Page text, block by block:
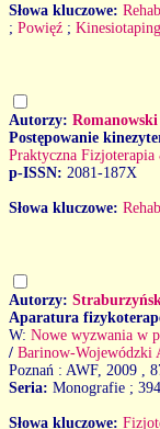
Słowa kluczowe:
; Powięź ; Kinesiotaping
Autorzy:
Postępowanie
Praktyczna
p-ISSN: 2081-187X
Słowa kluczowe:
Autorzy:
Aparatura
W: Nowe wyzwania w
/ Barinow-Wojewódzki
Poznań : AWF, 2009
,
Seria: Monografie ; 394
Słowa kluczowe: